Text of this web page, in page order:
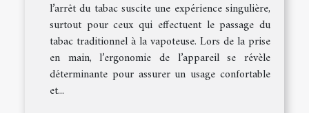
l’arrêt du tabac suscite une expérience singulière,
surtout pour ceux qui effectuent le passage du
tabac traditionnel à la vapoteuse. Lors de la prise
en main, l’ergonomie de l’appareil se révèle
déterminante pour assurer un usage confortable
et...